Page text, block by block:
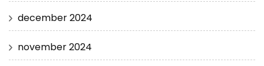
december 2024
november 2024